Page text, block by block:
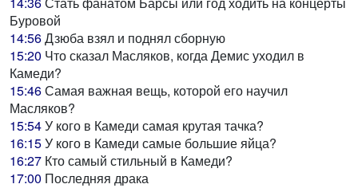
Буровой
14:56Дзюба взял и поднял сборную
15:20 Что сказал Масляков, когда Демис уходил в
Камеди?
15:46Самая важная вещь, которой его научил
Масляков?
15:54У кого в Камеди самая крутая тачка?
16:15У кого в Камеди самые большие яйца?
16:27 Кто самый стильный в Камеди?
17:00 Последняя драка